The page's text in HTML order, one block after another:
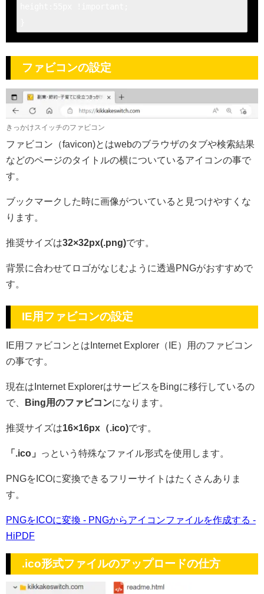
ファビコンの設定
きっかけスイッチのファビコン
ファビコン（favicon)とはwebのブラウザのタブや検索結果
などのページのタイトルの横についているアイコンの事で
す。
ブックマークした時に画像がついていると見つけやすくな
ります。
推奨サイズは32×32px(.png)です。
背景に合わせてロゴがなじむように透過PNGがおすすめで
す。
IE用ファビコンの設定
IE用ファビコンとはInternet Explorer（IE）用のファビコン
の事です。
現在はInternet ExplorerはサービスをBingに移行しているの
で、
Bing用のファビコンになります。
推奨サイズは16×16px（.ico)です。
「.ico」 っという特殊なファイル形式を使用します。
PNGをICOに変換できるフリーサイトはたくさんありま
す。
PNGをICOに変換 - PNGからアイコンファイルを作成する -
HiPDF
.ico形式ファイルのアップロードの仕方